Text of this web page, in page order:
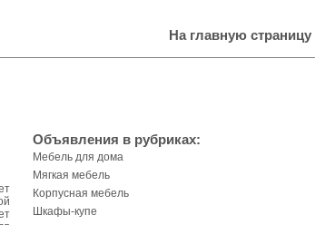
На главную страницу
Объявления в рубриках:
Мебель для дома
Мягкая мебель
Корпусная мебель
Шкафы-купе